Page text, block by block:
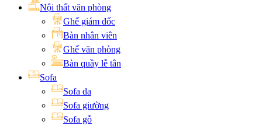
Nội thất văn phòng
Ghế giám đốc
Bàn nhân viên
Ghế văn phòng
Bàn quầy lễ tân
Sofa
Sofa da
Sofa giường
Sofa gỗ